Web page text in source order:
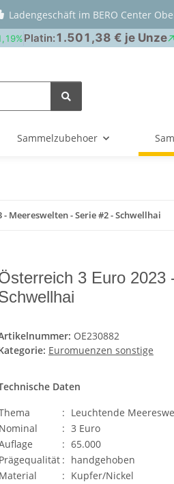
Ladengeschäft im BERO Center
Sammelzubehoer
- Meereswelten - Serie #2 - Schwellhai
3 Euro 2023
OE230882
Euromuenzen sonstige
Daten
: Leuchtende
Nominal
: 3 Euro
: 65.000
Prägequalität : handgehoben
Material
: Kupfer/Nickel